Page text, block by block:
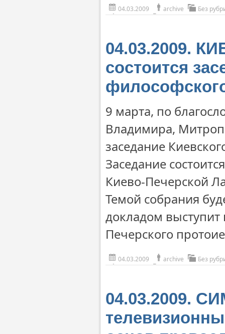
04.03.2009 archive Без
04.03.2009.
состоится
9 марта, по
Владимира,
заседание
Заседание
Киево-Печерской
Темой собрания
докладом выступит
Печерского
04.03.2009 archive Без
04.03.2009.